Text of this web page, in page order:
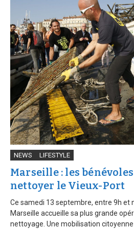
NEWS LIFESTYLE
Marseille : les
nettoyer le Vieux-Port
Ce samedi 13 septembre, entre 9h et
Marseille accueille sa plus grande
nettoyage. Une mobilisation